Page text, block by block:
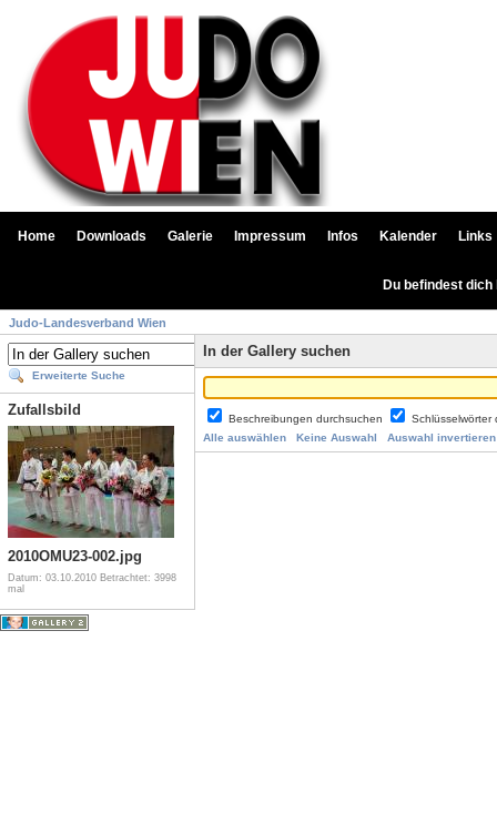
Home Downloads Galerie Impressum Infos Kalender Links
Du befindest
Judo-Landesverband Wien
Erweiterte Suche
Zufallsbild
2010OMU23-002.jpg
Datum: 03.10.2010 Betrachtet: 3998
mal
In der Gallery suchen
Beschreibungen durchsuchen
Alle auswählen
Keine Auswahl Auswahl invertieren